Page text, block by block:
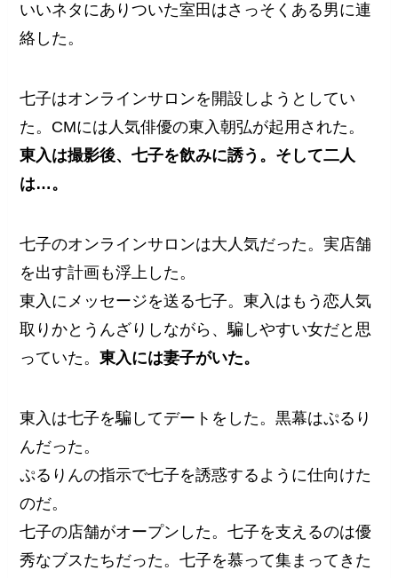
いいネタにありついた室田はさっそくある男に連
絡した。
七子はオンラインサロンを開設しようとしてい
た。CMには人気俳優の東入朝弘が起用された。
東入は撮影後、七子を飲みに誘う。そして二人
は…。
七子のオンラインサロンは大人気だった。実店舗
を出す計画も浮上した。
東入にメッセージを送る七子。東入はもう恋人気
取りかとうんざりしながら、騙しやすい女だと思
っていた。東入には妻子がいた。
東入は七子を騙してデートをした。黒幕はぷるり
んだった。
ぷるりんの指示で七子を誘惑するように仕向けた
のだ。
七子の店舗がオープンした。七子を支えるのは優
秀なブスたちだった。七子を慕って集まってきた